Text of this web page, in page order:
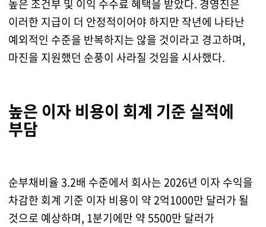
높은 조건부 및 이익 수수료 혜택을 받았다. 경영진은
이러한 지급이 더 안정적이어야 하지만 작년에 나타난
예외적인 수준을 반복하지는 않을 것이라고 경고하며,
마진을 지원했던 순풍이 사라질 것임을 시사했다.
높은 이자 비용이 회계 기준 실적에
부담
순부채비율 3.2배 수준에서 회사는 2026년 이자 수익을
차감한 회계 기준 이자 비용이 약 2억1000만 달러가 될
것으로 예상하며, 1분기에만 약 5500만 달러가